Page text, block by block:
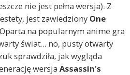
nie jest pełna wersja). Z
jest zawiedziony One
na popularnym anime gra
świat... no, pusty otwarty
sprawdziła, jak wygląda
wersja Assassin's